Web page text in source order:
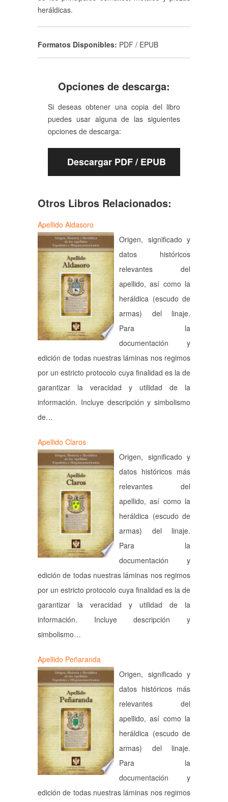
heráldicas.
Formatos Disponibles: PDF / EPUB
Opciones de descarga:
Si deseas obtener una copia del libro
puedes usar alguna de las siguientes
opciones de descarga:
Descargar PDF / EPUB
Otros Libros Relacionados:
Apellido Aldasoro
Origen, significado y
datos históricos
relevantes del
apellido, así como la
heráldica (escudo de
armas) del linaje.
Para la
documentación y
edición de todas nuestras láminas nos regimos
por un estricto protocolo cuya finalidad es la de
garantizar la veracidad y utilidad de la
información. Incluye descripción y simbolismo
de…
Apellido Claros
Origen, significado y
datos históricos más
relevantes del
apellido, así como la
heráldica (escudo de
armas) del linaje.
Para la
documentación y
edición de todas nuestras láminas nos regimos
por un estricto protocolo cuya finalidad es la de
garantizar la veracidad y utilidad de la
información. Incluye descripción y
simbolismo…
Apellido Peñaranda
Origen, significado y
datos históricos más
relevantes del
apellido, así como la
heráldica (escudo de
armas) del linaje.
Para la
documentación y
edición de todas nuestras láminas nos regimos